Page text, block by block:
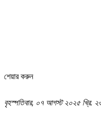
শেয়ার করুন
বৃহস্পতিবার, ০৭ আগস্ট ২০২৫ খ্রি.